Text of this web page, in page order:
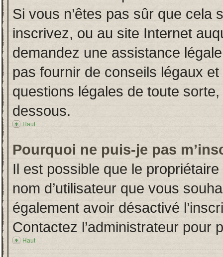
Si vous n’êtes pas sûr que cela
inscrivez, ou au site Internet
demandez une assistance
pas fournir de conseils légaux
questions légales de toute
dessous.
Haut
Pourquoi ne puis-je pas
Il est possible que le
nom d’utilisateur que vous
également avoir désactivé
Contactez l’administrateur pour
Haut